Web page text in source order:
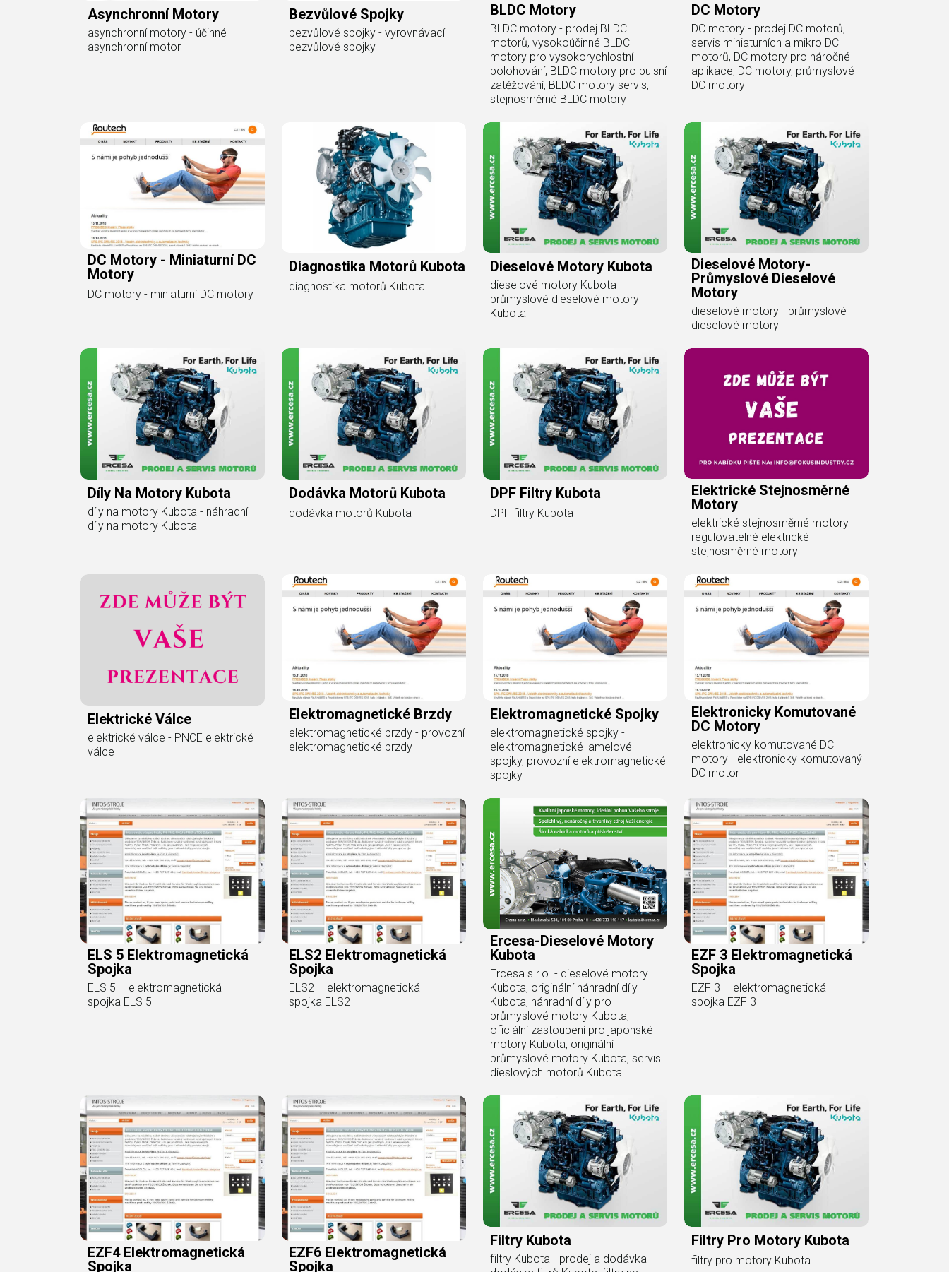
Asynchronní Motory
asynchronní motory - účinné
asynchronní motor
Bezvůlové Spojky
bezvůlové spojky - vyrovnávací
bezvůlové spojky
BLDC Motory
BLDC motory - prodej BLDC
motorů, vysokoúčinné BLDC
motory pro vysokorychlostní
polohování, BLDC motory pro pulsní
zatěžování, BLDC motory servis,
stejnosměrné BLDC motory
DC Motory
DC motory - prodej DC motorů,
servis miniaturních a mikro DC
motorů, DC motory pro náročné
aplikace, DC motory, průmyslové
DC motory
DC Motory - Miniaturní DC
Motory
DC motory - miniaturní DC motory
Diagnostika Motorů Kubota
diagnostika motorů Kubota
Dieselové Motory Kubota
dieselové motory Kubota -
průmyslové dieselové motory
Kubota
Dieselové Motory-
Průmyslové Dieselové
Motory
dieselové motory - průmyslové
dieselové motory
Díly Na Motory Kubota
díly na motory Kubota - náhradní
díly na motory Kubota
Dodávka Motorů Kubota
dodávka motorů Kubota
DPF Filtry Kubota
DPF filtry Kubota
Elektrické Stejnosměrné
Motory
elektrické stejnosměrné motory -
regulovatelné elektrické
stejnosměrné motory
Elektrické Válce
elektrické válce - PNCE elektrické
válce
Elektromagnetické Brzdy
elektromagnetické brzdy - provozní
elektromagnetické brzdy
Elektromagnetické Spojky
elektromagnetické spojky -
elektromagnetické lamelové
spojky, provozní elektromagnetické
spojky
Elektronicky Komutované
DC Motory
elektronicky komutované DC
motory - elektronicky komutovaný
DC motor
ELS 5 Elektromagnetická
Spojka
ELS 5 – elektromagnetická
spojka ELS 5
ELS2 Elektromagnetická
Spojka
ELS2 – elektromagnetická
spojka ELS2
Ercesa-Dieselové Motory
Kubota
Ercesa s.r.o. - dieselové motory
Kubota, originální náhradní díly
Kubota, náhradní díly pro
průmyslové motory Kubota,
oficiální zastoupení pro japonské
motory Kubota, originální
průmyslové motory Kubota, servis
dieslových motorů Kubota
EZF 3 Elektromagnetická
Spojka
EZF 3 – elektromagnetická
spojka EZF 3
EZF4 Elektromagnetická
Spojka
EZF6 Elektromagnetická
Spojka
Filtry Kubota
filtry Kubota - prodej a dodávka
Filtry Pro Motory Kubota
filtry pro motory Kubota